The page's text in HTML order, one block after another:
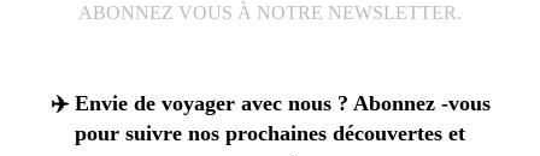
ABONNEZ VOUS À NOTRE NEWSLETTER.
✈️ Envie de voyager avec nous ? Abonnez -vous
pour suivre nos prochaines découvertes et